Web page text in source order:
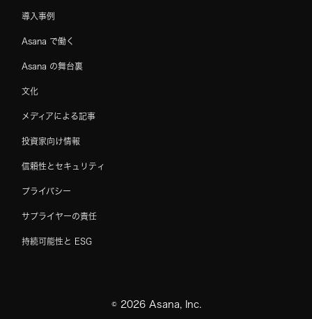
導入事例
Asana で働く
Asana の舞台裏
文化
メディアによる記事
投資家向け情報
信頼性とセキュリティ
プライバシー
サプライヤーの責任
持続可能性と ESG
© 2026Asana, Inc.